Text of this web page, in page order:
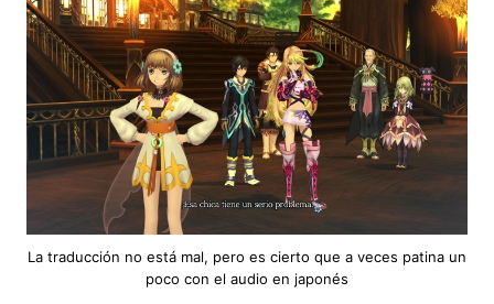
La traducción no está mal, pero es cierto que a veces patina un
poco con el audio en japonés